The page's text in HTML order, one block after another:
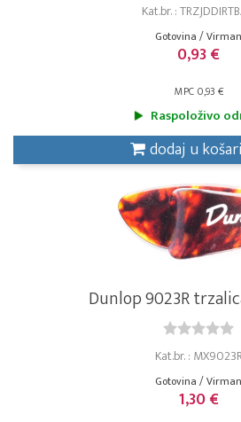
Kat.br. :
Gotovina / Virman
0,93 €
MPC 0,93 €
Raspoloživo
dodaj u
Dunlop 9023R
Kat.br. : MX9023R
Gotovina / Virman
1,30 €